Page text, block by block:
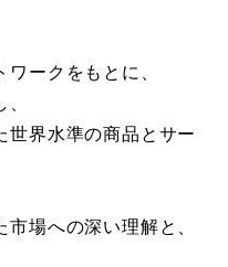
ークをもとに、
世界水準の商品とサー
場への深い理解と、